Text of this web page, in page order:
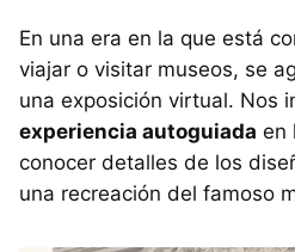
En una era en la que está
viajar o visitar museos, se
una exposición virtual. Nos
experiencia autoguiada en
conocer detalles de los
una recreación del famoso